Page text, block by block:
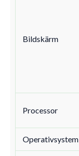
Bildskärm
Processor
Operativsystem